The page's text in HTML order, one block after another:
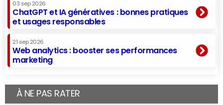
03 sep 2026
ChatGPT et IA génératives : bonnes pratiques
et usages responsables
21 sep 2026
Web analytics : booster ses performances
marketing
À NE PAS RATER